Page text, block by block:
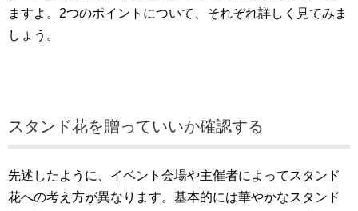
ますよ。2つのポイントについて、それぞれ詳しく見てみま
しょう。
スタンド花を贈っていいか確認する
先述したように、イベント会場や主催者によってスタンド
花への考え方が異なります。基本的には華やかなスタンド